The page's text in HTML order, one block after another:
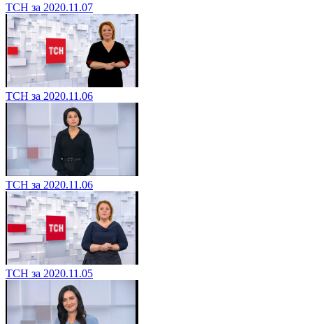
ТСН за 2020.11.07
ТСН за 2020.11.06
ТСН за 2020.11.06
ТСН за 2020.11.05